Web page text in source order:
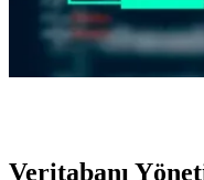
Veritabanı